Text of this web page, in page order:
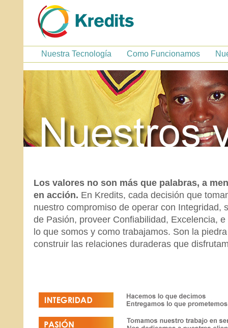
Nuestra Tecnología Como Funcionamos
Los valores no son más que palabras, a
en acción. En Kredits, cada decisión que
nuestro compromiso de operar con Integridad,
de Pasión, proveer Confiabilidad, Excelencia,
lo que somos y como trabajamos. Son la
construir las relaciones duraderas que